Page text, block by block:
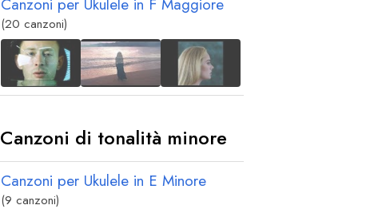
Canzoni per Ukulele in F Maggiore
(20 canzoni)
Canzoni di tonalità minore
Canzoni per Ukulele in E Minore
(9 canzoni)